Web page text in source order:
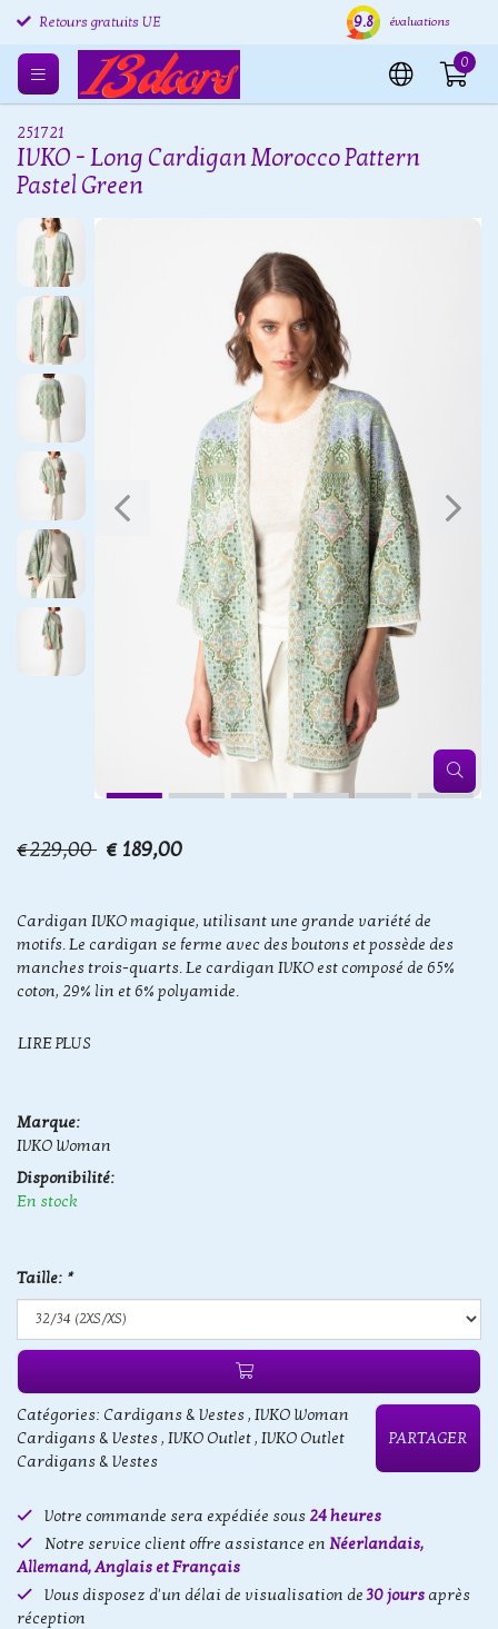
Retours gratuits UE Expédition sous 24 heures
9.8 évaluations
0
251721
IVKO - Long Cardigan Morocco Pattern
Pastel Green
€229,00 € 189,00
Cardigan IVKO magique, utilisant une grande variété de
motifs. Le cardigan se ferme avec des boutons et possède des
manches trois-quarts. Le cardigan IVKO est composé de 65%
coton, 29% lin et 6% polyamide.
LIRE PLUS
Marque:
IVKO Woman
Disponibilité:
En stock
Taille: *
Catégories: Cardigans & Vestes, IVKO Woman
Cardigans & Vestes, IVKO Outlet, IVKO Outlet
Cardigans & Vestes
PARTAGER
Votre commande sera expédiée sous24 heures
Notre service client offre assistance en Néerlandais,
Allemand, Anglais et Français
Vous disposez d'un délai de visualisation de30 jours après
réception